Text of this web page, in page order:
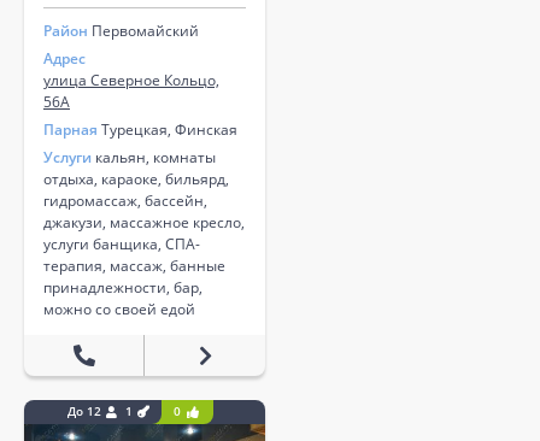
Район Первомайский
Адрес
улица Северное Кольцо,
56А
Парная Турецкая, Финская
Услуги кальян, комнаты
отдыха, караоке, бильярд,
гидромассаж, бассейн,
джакузи, массажное кресло,
услуги банщика, СПА-
терапия, массаж, банные
принадлежности, бар,
можно со своей едой
До 12 1 0